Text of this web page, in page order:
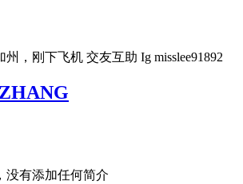
，刚下飞机 交友互助 Ig misslee91892
没有添加任何简介